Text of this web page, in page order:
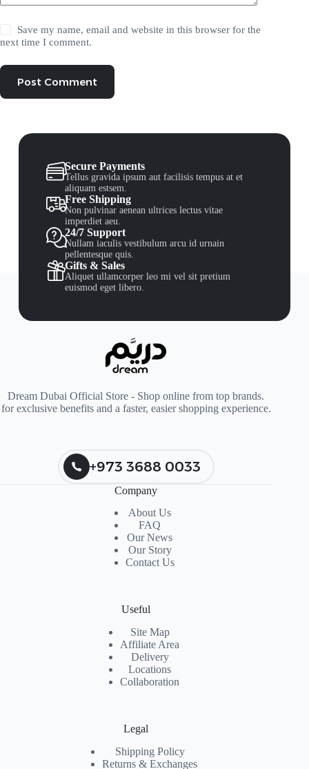
Save my name, email and website in this browser for the
next time I comment.
Post Comment
Secure Payments
Tellus gravida ipsum aut facilisis tempus at et
aliquam estsem.
Free Shipping
Non pulvinar aenean ultrices lectus vitae
imperdiet aeu.
24/7 Support
Nullam iaculis vestibulum arcu id urnain
pellentesque quis.
Gifts & Sales
Aliquet ullamcorper leo mi vel sit pretium
euismod eget libero.
Dream Dubai Official Store - Shop online from top brands.
for exclusive benefits and a faster, easier shopping experience.
+973 3688 0033
Company
About Us
FAQ
Our News
Our Story
Contact Us
Useful
Site Map
Affiliate Area
Delivery
Locations
Collaboration
Legal
Shipping Policy
Returns & Exchanges